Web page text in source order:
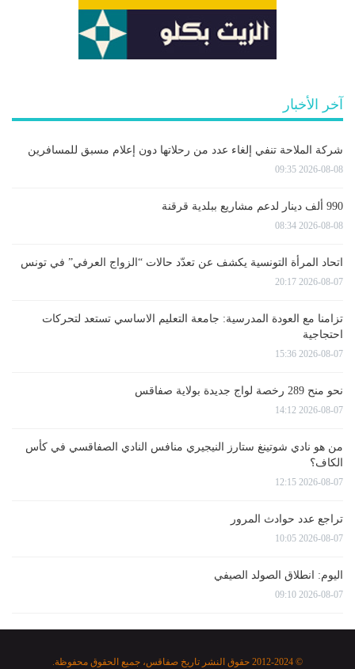
آخر الأخبار
شركة الملاحة تنفي إلغاء عدد من رحلاتها دون إعلام مسبق للمسافرين
2026-08-08 09:35
990 ألف دينار لدعم مشاريع ببلدية قرقنة
2026-08-08 08:34
اتحاد المرأة التونسية يكشف عن تعدّد حالات “الزواج العرفي” في تونس
2026-08-07 20:17
تزامنا مع العودة المدرسية: جامعة التعليم الاساسي تستعد لتحركات
احتجاجية
2026-08-07 15:36
نحو منح 289 رخصة لواج جديدة بولاية صفاقس
2026-08-07 14:12
من هو نادي شوتينغ ستارز النيجيري منافس النادي الصفاقسي في كأس
الكاف؟
2026-08-07 12:15
تراجع عدد حوادث المرور
2026-08-07 10:05
اليوم: انطلاق الصولد الصيفي
2026-08-07 09:10
© 2012-2024 حقوق النشر تاريخ صفاقس، جميع الحقوق محفوظة.